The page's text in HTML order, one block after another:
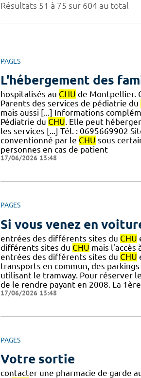
Résultats 51 à 75 sur 604 au total
PAGES
L'hébergement des
hospitalisés au CHU de Montpellier.
Parents des services de pédiatrie du
mais aussi [...] Informations
Pédiatrie du CHU. Elle peut
les services [...] Tél. : 0695669902
conventionné par le CHU sous
personnes en cas de patient
17/06/2026 13:48
PAGES
Si vous venez en
entrées des différents sites du CHU
différents sites du CHU mais
entrées des différents sites du CHU
transports en commun, des
utilisant le tramway. Pour réserver
de le rendre payant en 2008. La
17/06/2026 13:48
PAGES
Votre sortie
contacter une pharmacie de garde